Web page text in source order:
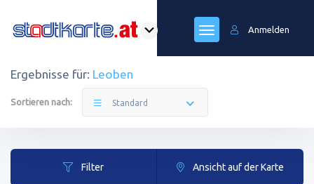
Anmelden
Ergebnisse für: Leoben
Sortieren nach: Standard
Filter Ansicht auf der Karte